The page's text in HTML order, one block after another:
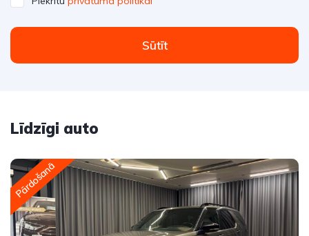
Sūtīt
Līdzīgi auto
Pārdošanā